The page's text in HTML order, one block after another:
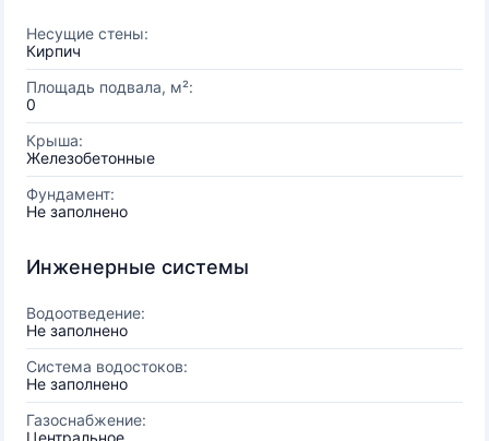
Несущие стены:
Кирпич
Площадь подвала, м²:
0
Крыша:
Железобетонные
Фундамент:
Не заполнено
Инженерные системы
Водоотведение:
Не заполнено
Система водостоков:
Не заполнено
Газоснабжение:
Центральное